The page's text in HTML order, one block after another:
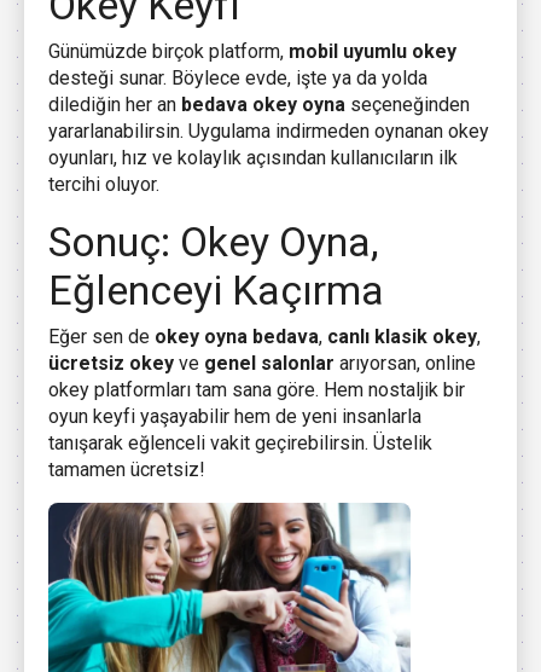
Günümüzde birçok platform, mobil uyumlu okey
desteği sunar. Böylece evde, işte ya da yolda
dilediğin her an bedava okey oyna seçeneğinden
yararlanabilirsin. Uygulama indirmeden oynanan okey
oyunları, hız ve kolaylık açısından kullanıcıların ilk
tercihi oluyor.
Sonuç: Okey Oyna,
Eğlenceyi Kaçırma
Eğer sen de okey oyna bedava, canlı klasik okey,
ücretsiz okey ve genel salonlar arıyorsan, online
okey platformları tam sana göre. Hem nostaljik bir
oyun keyfi yaşayabilir hem de yeni insanlarla
tanışarak eğlenceli vakit geçirebilirsin. Üstelik
tamamen ücretsiz!